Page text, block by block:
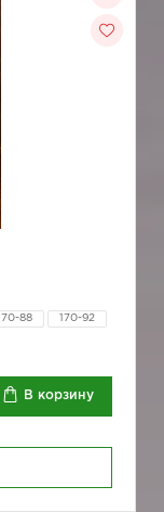
170-88 170-92
В корзину